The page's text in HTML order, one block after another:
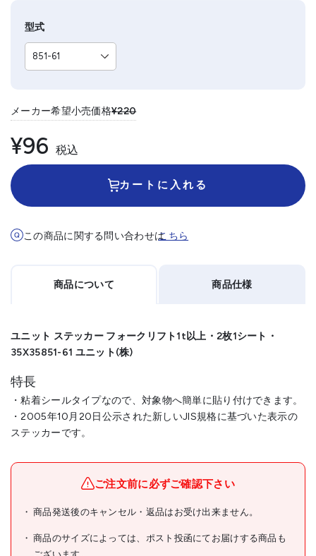
型式
メーカー希望小売価格¥220
¥96 税込
カートに入れる
この商品に関する問い合わせはこちら
商品について
ユニット ステッカー フォークリフト1t以上・2枚1シート・
35X35851-61 ユニット(株)
特長
・粘着シールタイプなので、対象物へ簡単に貼り付けできます。
・2005年10月20日公示された新しいJIS規格に基づいた表示の
ステッカーです。
商品仕様
ブランド名 ユニット
商品名
ユニット ステッカー フォー
クリフト1t以上・2枚1シー
ご注文前に必ずご確認下さい
商品発送後のキャンセル・返品はお受け出来ません。
商品のサイズによっては、ポスト投函にてお届けする商品も